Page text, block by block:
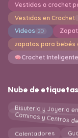
Vestidos a crochet
Vestidos en Crochet
Videos 20
zapatos para bebés
Crochet
Nube de etiquetas
Bisuteria y Joyeria
Caminos y Centros
Calentadores